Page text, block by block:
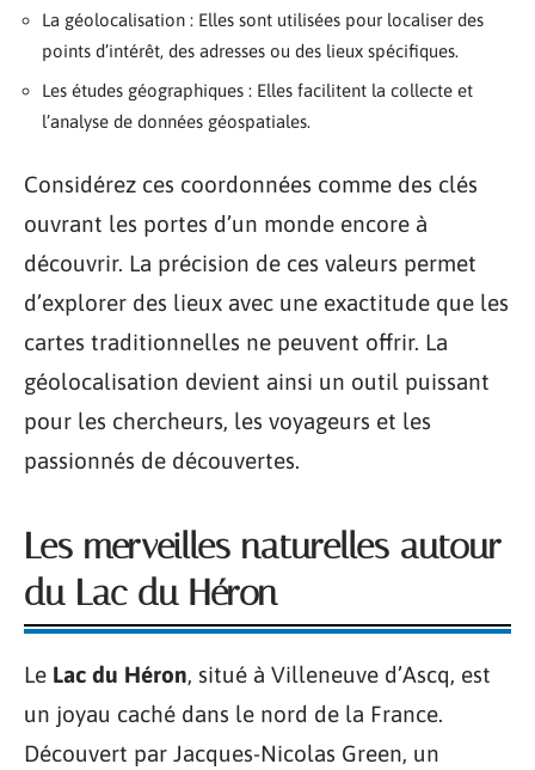
La géolocalisation : Elles sont utilisées pour localiser des
points d’intérêt, des adresses ou des lieux spécifiques.
Les études géographiques : Elles facilitent la collecte et
l’analyse de données géospatiales.
Considérez ces coordonnées comme des clés
ouvrant les portes d’un monde encore à
découvrir. La précision de ces valeurs permet
d’explorer des lieux avec une exactitude que les
cartes traditionnelles ne peuvent offrir. La
géolocalisation devient ainsi un outil puissant
pour les chercheurs, les voyageurs et les
passionnés de découvertes.
Les merveilles naturelles autour
du Lac du Héron
Le Lac du Héron, situé à Villeneuve d’Ascq, est
un joyau caché dans le nord de la France.
Découvert par Jacques-Nicolas Green, un